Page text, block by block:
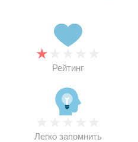
★
Рейтинг
Легко запомнить